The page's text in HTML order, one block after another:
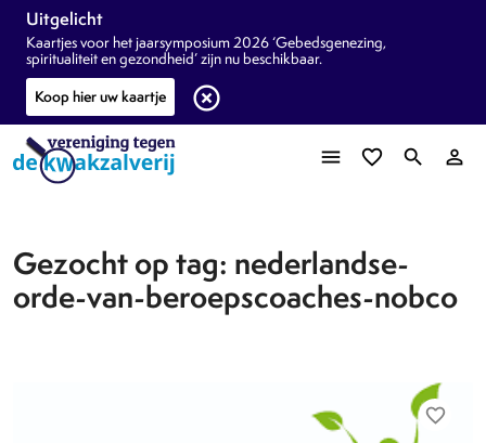
Uitgelicht
Kaartjes voor het jaarsymposium 2026 ‘Gebedsgenezing,
spiritualiteit en gezondheid’ zijn nu beschikbaar.
Koop hier uw kaartje
highlight_off
menu favorite_border search person_outline
Gezocht op tag: nederlandse-
orde-van-beroepscoaches-nobco
favorite_border